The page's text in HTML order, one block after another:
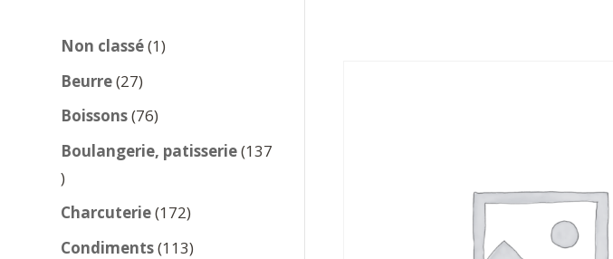
Non classé 11
Beurre 2727
produits
Boissons 7676
produits
Boulangerie, patisserie 137
137
produits
Charcuterie 172172
produits
Condiments 113113